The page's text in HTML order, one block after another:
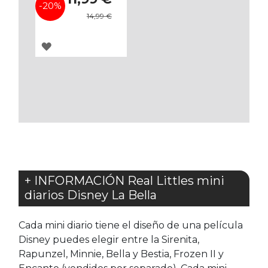
-20%
especial
14,99 €
AGREGAR
+ INFORMACIÓN Real Littles mini
diarios Disney La Bella
Cada mini diario tiene el diseño de una película
Disney puedes elegir entre la Sirenita,
Rapunzel, Minnie, Bella y Bestia, Frozen II y